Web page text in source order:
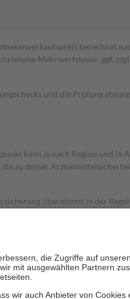
berechnet
Mehrwertsteuer, ggf.
und die Prüfung
kann je nach Region und in
zu deiner
übernimmt in der
Es sind jedoch nie mehr als
Zuzahlungen